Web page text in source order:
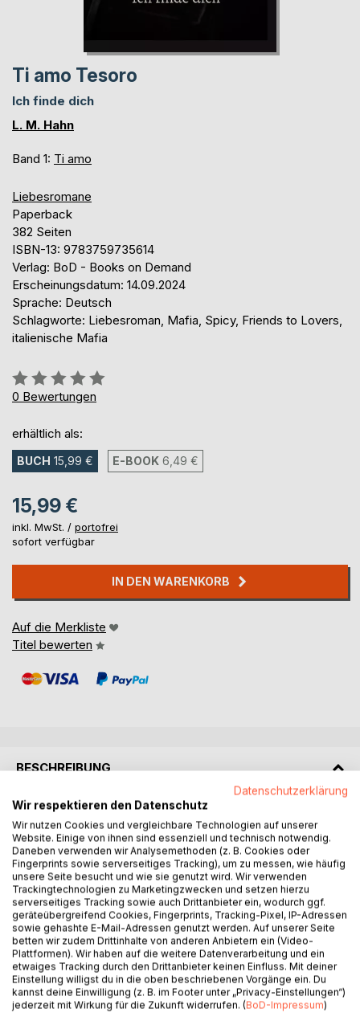
Ti amo Tesoro
Ich finde dich
L. M. Hahn
Band 1: Ti amo
Liebesromane
Paperback
382 Seiten
ISBN-13: 9783759735614
Verlag: BoD - Books on Demand
Erscheinungsdatum: 14.09.2024
Sprache: Deutsch
Schlagworte: Liebesroman, Mafia, Spicy, Friends to Lovers,
italienische Mafia
Bewertung::
0%
0 Bewertungen
erhältlich als:
BUCH 15,99 € E-BOOK 6,49 €
15,99 €
inkl. MwSt. / portofrei
sofort verfügbar
IN DEN WARENKORB
Auf die Merkliste
Titel bewerten
BESCHREIBUNG
JEDER KENNT SEIN GESICHT, JEDER KENNT SEINEN
NAMEN UND TROTZDEM WEIß NIEMAND WER ER
WIRKLICH IST.
Nur ich weiß, wer er wirklich ist.
Und nur er weiß, wer ich wirklich bin.
Er kennt alle meine Geheimnisse.
Und er ist der Einzige, der diese besondere Wirkung auf
mich hat.
Massimo Santoro ist mein bester Freund und ich bin mit
ihm aufgewachsen.
Er ist der zukünftige Capo di Capi der
italienischen Mafia und ich möchte für immer an seiner
Datenschutzerklärung
Wir respektieren den Datenschutz
Wir nutzen Cookies und vergleichbare Technologien auf unserer
Website. Einige von ihnen sind essenziell und technisch notwendig.
Daneben verwenden wir Analysemethoden (z. B. Cookies oder
Fingerprints sowie serverseitiges Tracking), um zu messen, wie häufig
unsere Seite besucht und wie sie genutzt wird. Wir verwenden
Trackingtechnologien zu Marketingzwecken und setzen hierzu
serverseitiges Tracking sowie auch Drittanbieter ein, wodurch ggf.
geräteübergreifend Cookies, Fingerprints, Tracking-Pixel, IP-Adressen
sowie gehashte E-Mail-Adressen genutzt werden. Auf unserer Seite
betten wir zudem Drittinhalte von anderen Anbietern ein (Video-
Plattformen). Wir haben auf die weitere Datenverarbeitung und ein
etwaiges Tracking durch den Drittanbieter keinen Einfluss. Mit deiner
Einstellung willigst du in die oben beschriebenen Vorgänge ein. Du
kannst deine Einwilligung (z. B. im Footer unter „Privacy-Einstellungen“)
jederzeit mit Wirkung für die Zukunft widerrufen. (BoD-Impressum)